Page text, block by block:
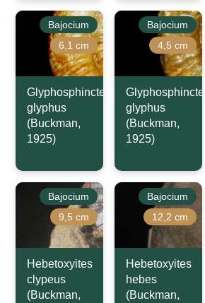
Bajocium
6,1 cm
Glyphosphinctes
glyphus
(Buckman,
1925)
Bajocium
4,5 cm
Glyphosphinctes
glyphus
(Buckman,
1925)
Bajocium
9,5 cm
Hebetoxyites
clypeus
(Buckman,
Bajocium
12,2 cm
Hebetoxyites
hebes
(Buckman,